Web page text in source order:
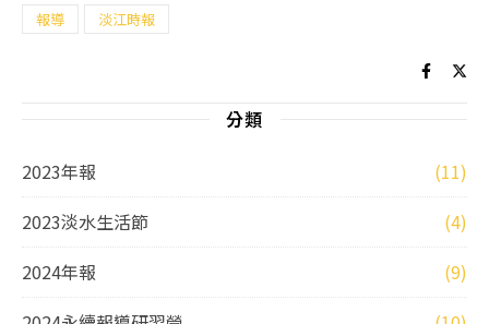
報導 淡江時報
分類
2023年報
(11)
2023淡水生活節
(4)
2024年報
(9)